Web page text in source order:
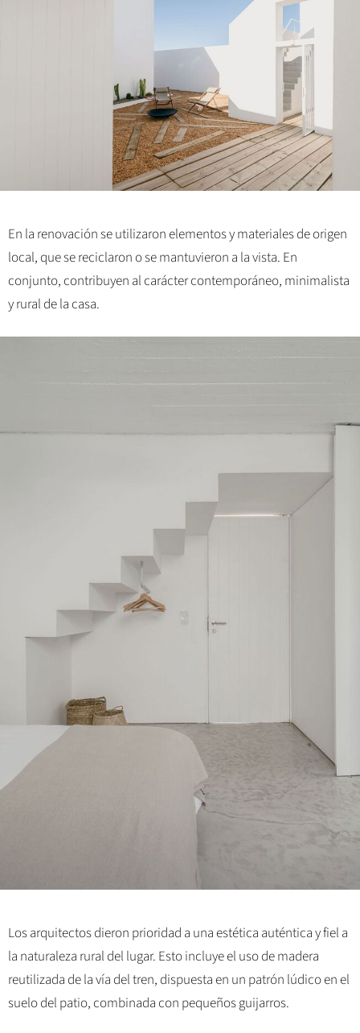
En la renovación se utilizaron elementos y materiales de origen
local, que se reciclaron o se mantuvieron a la vista. En
conjunto, contribuyen al carácter contemporáneo, minimalista
y rural de la casa.
Los arquitectos dieron prioridad a una estética auténtica y fiel a
la naturaleza rural del lugar. Esto incluye el uso de madera
reutilizada de la vía del tren, dispuesta en un patrón lúdico en el
suelo del patio, combinada con pequeños guijarros.